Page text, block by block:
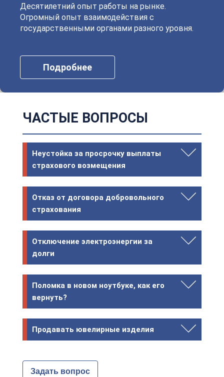
Десятилетний опыт работы на рынке.
Огромный опыт взаимодействия с
государственными органами разного уровня.
Подробнее
ЧАСТЫЕ ВОПРОСЫ
Неустойка за просрочку выплаты
страхового возмещения
Отказ от договора добровольного
страхования
Отключение электроэнергии за
долги
Поломка в новом ноутбуке, как его
вернуть?
Продавать ювелирные изделия
Задать вопрос